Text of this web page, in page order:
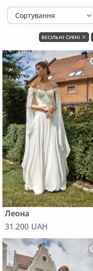
ВЕСІЛЬНІ СУКНІ
Леона
31.200 UAH